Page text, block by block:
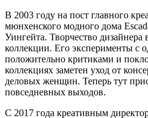
В 2003 году на пост главного
мюнхенского модного дома
Уингейта. Творчество
коллекции. Его эксперименты с
положительно критиками и
коллекциях заметен уход от
деловых женщин. Теперь тут
повседневных выходов.
С 2017 года креативным